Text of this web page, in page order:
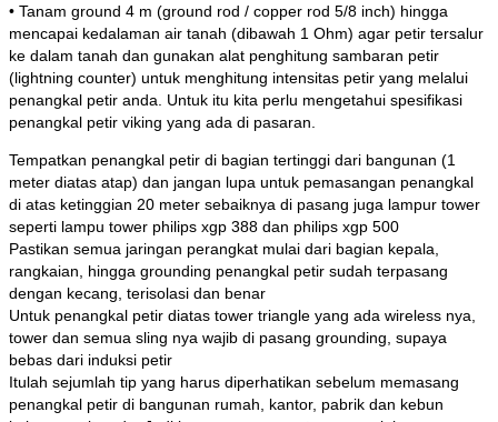
• Tanam ground 4 m (ground rod / copper rod 5/8 inch) hingga
mencapai kedalaman air tanah (dibawah 1 Ohm) agar petir tersalur
ke dalam tanah dan gunakan alat penghitung sambaran petir
(lightning counter) untuk menghitung intensitas petir yang melalui
penangkal petir anda. Untuk itu kita perlu mengetahui spesifikasi
penangkal petir viking yang ada di pasaran.
Tempatkan penangkal petir di bagian tertinggi dari bangunan (1
meter diatas atap) dan jangan lupa untuk pemasangan penangkal
di atas ketinggian 20 meter sebaiknya di pasang juga lampur tower
seperti lampu tower philips xgp 388 dan philips xgp 500
Pastikan semua jaringan perangkat mulai dari bagian kepala,
rangkaian, hingga grounding penangkal petir sudah terpasang
dengan kecang, terisolasi dan benar
Untuk penangkal petir diatas tower triangle yang ada wireless nya,
tower dan semua sling nya wajib di pasang grounding, supaya
bebas dari induksi petir
Itulah sejumlah tip yang harus diperhatikan sebelum memasang
penangkal petir di bangunan rumah, kantor, pabrik dan kebun